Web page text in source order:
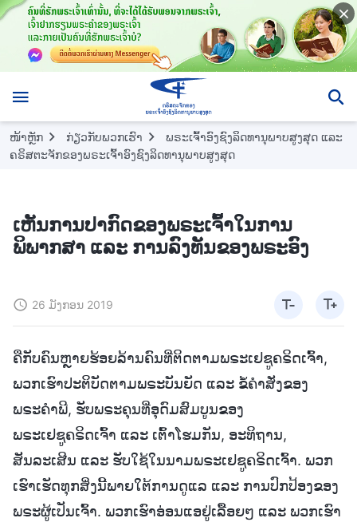
ໜ້າຫຼັກ ກ່ຽວກັບພວກເຮົາ
ພຣະ​ເຈົ້າ​ອົງຊົງລິດທານຸພາບສູງສຸດ ​ແລະ
ຄຣິສຕະຈັກຂອງ​ພຣະ​ເຈົ້າອົງຊົງລິດທານຸພາບສູງສຸດ
ເຫັນການປາກົດຂອງພຣະເຈົ້າໃນການ
ພິພາກສາ ແລະ ການລົງທັນຂອງພຣະອົງ
26 ມັງກອນ 2019
ຄືກັບຄົນຫຼາຍຮ້ອຍລ້ານຄົນທີ່ຕິດຕາມພຣະເຢຊູຄຣິດເຈົ້າ,
ພວກເຮົາປະຕິບັດຕາມພຣະບັນຍັດ ແລະ ຂໍ້ຄຳສັ່ງຂອງ
ພຣະຄຳພີ, ຮັບພຣະຄຸນທີ່ອຸດົມສົມບູນຂອງ
ພຣະເຢຊູຄຣິດເຈົ້າ ແລະ ເຕົ້າໂຮມກັນ, ອະທິຖານ,
ສັນລະເສີນ ແລະ ຮັບໃຊ້ໃນນາມພຣະເຢຊູຄຣິດເຈົ້າ. ພວກ
ເຮົາເຮັດທຸກສິ່ງນີ້ພາຍໃຕ້ການດູແລ ແລະ ການປົກປ້ອງຂອງ
ພຣະຜູ້ເປັນເຈົ້າ. ພວກເຮົາອ່ອນແອຢູ່ເລື້ອຍໆ ແລະ ພວກເຮົາ